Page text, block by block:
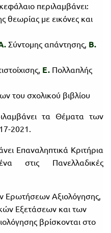
περιλαμβάνει:
θεωρίας με εικόνες και
Σύντομης απάντησης, Β.
Ε. Πολλαπλής
του σχολικού βιβλίου
τα Θέματα των
2021.
Επαναληπτικά Κριτήρια
στις Πανελλαδικές
Ερωτήσεων Αξιολόγησης,
Εξετάσεων και των
βρίσκονται στο